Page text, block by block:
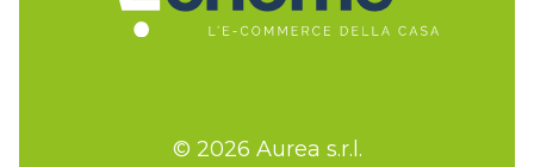
© 2026 Aurea s.r.l.